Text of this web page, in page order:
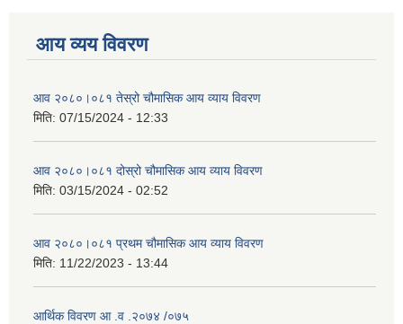
आय व्यय विवरण
आव २०८०।०८१ तेस्रो चौमासिक आय व्याय विवरण
मिति: 07/15/2024 - 12:33
आव २०८०।०८१ दोस्रो चौमासिक आय व्याय विवरण
मिति: 03/15/2024 - 02:52
आव २०८०।०८१ प्रथम चौमासिक आय व्याय विवरण
मिति: 11/22/2023 - 13:44
आर्थिक विवरण आ .व .२०७४ /०७५